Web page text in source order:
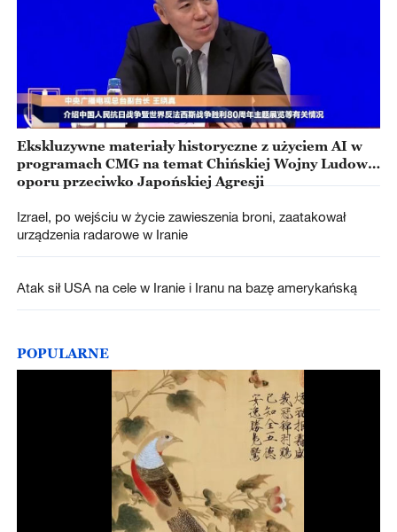
Ekskluzywne materiały historyczne z użyciem AI w
programach CMG na temat Chińskiej Wojny Ludowej
oporu przeciwko Japońskiej Agresji
Izrael, po wejściu w życie zawieszenia broni, zaatakował
urządzenia radarowe w Iranie
Atak sił USA na cele w Iranie i Iranu na bazę amerykańską
POPULARNE